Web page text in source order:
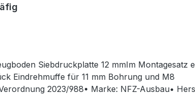
Siebdruckplatte 12 mmIm Montagesatz
Eindrehmuffe für 11 mm Bohrung und M8
2023/988• Marke: NFZ-Ausbau•